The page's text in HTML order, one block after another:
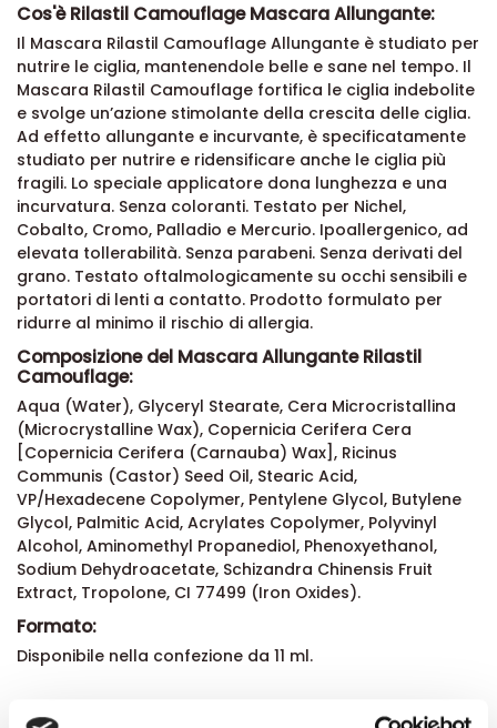
Cos'è Rilastil Camouflage Mascara Allungante:
Il Mascara Rilastil Camouflage Allungante è studiato per
nutrire le ciglia, mantenendole belle e sane nel tempo. Il
Mascara Rilastil Camouflage fortifica le ciglia indebolite
e svolge un’azione stimolante della crescita delle ciglia.
Ad effetto allungante e incurvante, è specificatamente
studiato per nutrire e ridensificare anche le ciglia più
fragili. Lo speciale applicatore dona lunghezza e una
incurvatura. Senza coloranti. Testato per Nichel,
Cobalto, Cromo, Palladio e Mercurio. Ipoallergenico, ad
elevata tollerabilità. Senza parabeni. Senza derivati del
grano. Testato oftalmologicamente su occhi sensibili e
portatori di lenti a contatto. Prodotto formulato per
ridurre al minimo il rischio di allergia.
Composizione del Mascara Allungante Rilastil
Camouflage:
Aqua (Water), Glyceryl Stearate, Cera Microcristallina
(Microcrystalline Wax), Copernicia Cerifera Cera
[Copernicia Cerifera (Carnauba) Wax], Ricinus
Communis (Castor) Seed Oil, Stearic Acid,
VP/Hexadecene Copolymer, Pentylene Glycol, Butylene
Glycol, Palmitic Acid, Acrylates Copolymer, Polyvinyl
Alcohol, Aminomethyl Propanediol, Phenoxyethanol,
Sodium Dehydroacetate, Schizandra Chinensis Fruit
Extract, Tropolone, CI 77499 (Iron Oxides).
Formato:
Disponibile nella confezione da 11 ml.